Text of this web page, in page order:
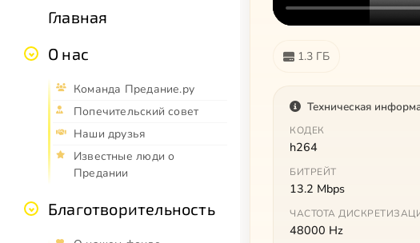
Главная
О нас
Команда Предание.ру
Попечительский совет
Наши друзья
Известные люди о
Предании
Благотворительность
1.3 ГБ
Техническая
КОДЕК
h264
БИТРЕЙТ
13.2 Mbps
ЧАСТОТА
48000 Hz